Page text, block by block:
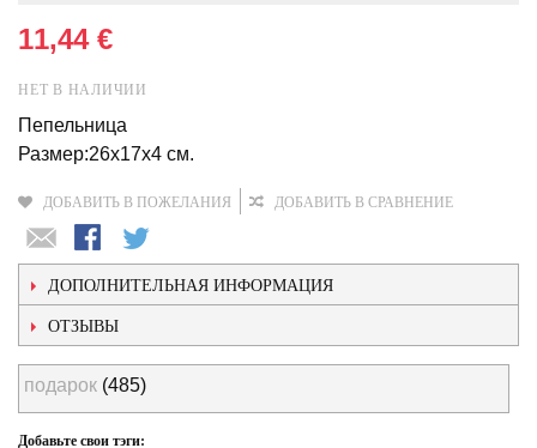
11,44 €
НЕТ В НАЛИЧИИ
Пепельница
Размер:26x17x4 см.
ДОБАВИТЬ В ПОЖЕЛАНИЯ ДОБАВИТЬ В СРАВНЕНИЕ
ДОПОЛНИТЕЛЬНАЯ ИНФОРМАЦИЯ
ОТЗЫВЫ
подарок (485)
Добавьте свои тэги: